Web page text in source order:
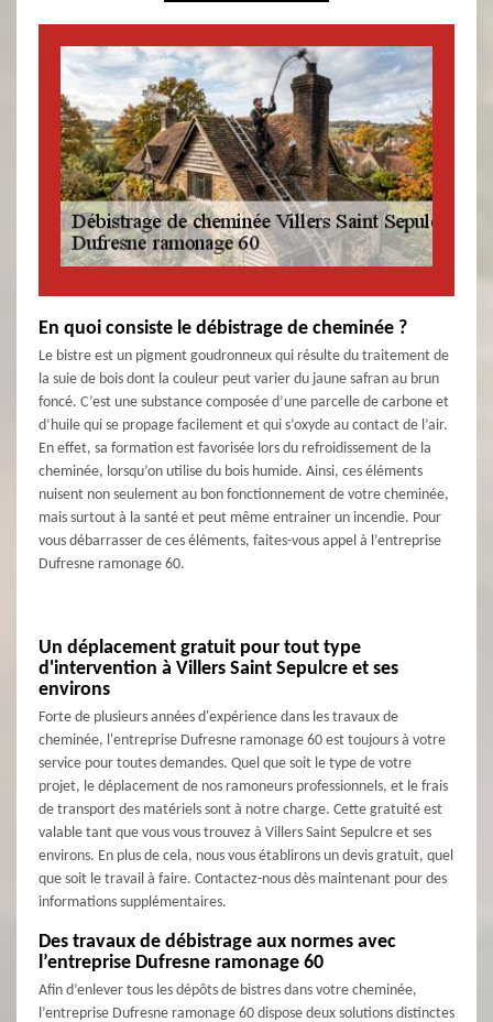
En quoi consiste le débistrage de cheminée ?
Le bistre est un pigment goudronneux qui résulte du traitement de
la suie de bois dont la couleur peut varier du jaune safran au brun
foncé. C’est une substance composée d’une parcelle de carbone et
d’huile qui se propage facilement et qui s’oxyde au contact de l’air.
En effet, sa formation est favorisée lors du refroidissement de la
cheminée, lorsqu’on utilise du bois humide. Ainsi, ces éléments
nuisent non seulement au bon fonctionnement de votre cheminée,
mais surtout à la santé et peut même entrainer un incendie. Pour
vous débarrasser de ces éléments, faites-vous appel à l’entreprise
Dufresne ramonage 60.
Un déplacement gratuit pour tout type
d'intervention à Villers Saint Sepulcre et ses
environs
Forte de plusieurs années d'expérience dans les travaux de
cheminée, l'entreprise Dufresne ramonage 60 est toujours à votre
service pour toutes demandes. Quel que soit le type de votre
projet, le déplacement de nos ramoneurs professionnels, et le frais
de transport des matériels sont à notre charge. Cette gratuité est
valable tant que vous vous trouvez à Villers Saint Sepulcre et ses
environs. En plus de cela, nous vous établirons un devis gratuit, quel
que soit le travail à faire. Contactez-nous dès maintenant pour des
informations supplémentaires.
Des travaux de débistrage aux normes avec
l’entreprise Dufresne ramonage 60
Afin d’enlever tous les dépôts de bistres dans votre cheminée,
l’entreprise Dufresne ramonage 60 dispose deux solutions distinctes